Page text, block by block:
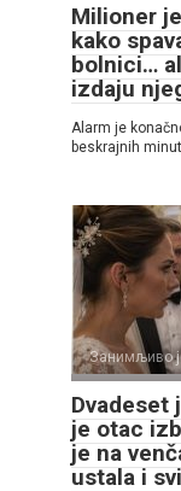
Milioner
kako
bolnici…
izdaju
Alarm je
beskrajnih
Занимљиво
Dvadeset
je otac
je na
ustala i